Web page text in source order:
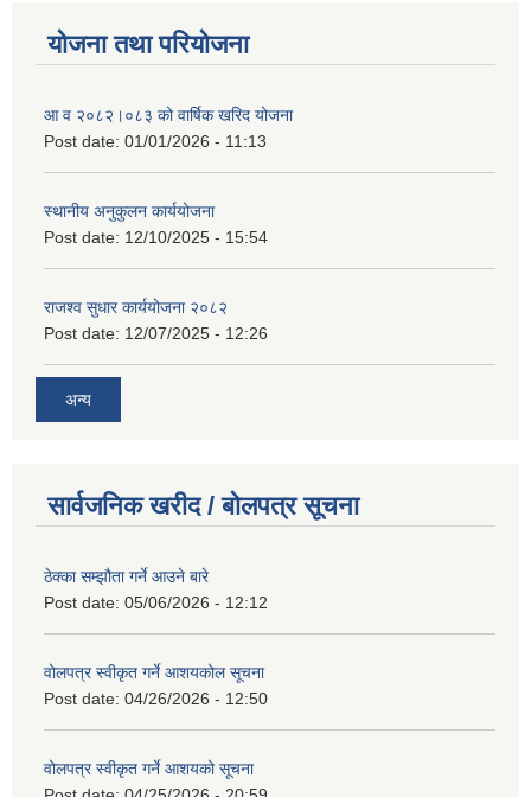
योजना तथा परियोजना
आ व २०८२।०८३ को वार्षिक खरिद योजना
Post date: 01/01/2026 - 11:13
स्थानीय अनुकुलन कार्ययोजना
Post date: 12/10/2025 - 15:54
राजश्व सुधार कार्ययोजना २०८२
Post date: 12/07/2025 - 12:26
अन्य
सार्वजनिक खरीद / बोलपत्र सूचना
ठेक्का सम्झौता गर्ने आउने बारे
Post date: 05/06/2026 - 12:12
वोलपत्र स्वीकृत गर्ने आशयकोल सूचना
Post date: 04/26/2026 - 12:50
वोलपत्र स्वीकृत गर्ने आशयको सूचना